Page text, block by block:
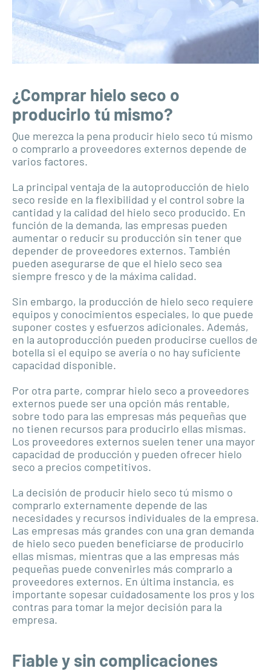
¿Comprar hielo seco o
producirlo tú mismo?
Que merezca la pena producir hielo seco tú mismo
o comprarlo a proveedores externos depende de
varios factores.
La principal ventaja de la autoproducción de hielo
seco reside en la flexibilidad y el control sobre la
cantidad y la calidad del hielo seco producido. En
función de la demanda, las empresas pueden
aumentar o reducir su producción sin tener que
depender de proveedores externos. También
pueden asegurarse de que el hielo seco sea
siempre fresco y de la máxima calidad.
Sin embargo, la producción de hielo seco requiere
equipos y conocimientos especiales, lo que puede
suponer costes y esfuerzos adicionales. Además,
en la autoproducción pueden producirse cuellos de
botella si el equipo se avería o no hay suficiente
capacidad disponible.
Por otra parte, comprar hielo seco a proveedores
externos puede ser una opción más rentable,
sobre todo para las empresas más pequeñas que
no tienen recursos para producirlo ellas mismas.
Los proveedores externos suelen tener una mayor
capacidad de producción y pueden ofrecer hielo
seco a precios competitivos.
La decisión de producir hielo seco tú mismo o
comprarlo externamente depende de las
necesidades y recursos individuales de la empresa.
Las empresas más grandes con una gran demanda
de hielo seco pueden beneficiarse de producirlo
ellas mismas, mientras que a las empresas más
pequeñas puede convenirles más comprarlo a
proveedores externos. En última instancia, es
importante sopesar cuidadosamente los pros y los
contras para tomar la mejor decisión para la
empresa.
Fiable y sin complicaciones